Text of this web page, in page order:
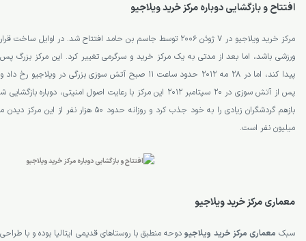
افتتاح و بازگشایی دوباره مرکز خرید ویلاجیو
مرکز خرید ویلاجیو در 7 ژوئن 2006 توسط جاسم بن حامد افتتاح شد. در
ورزشی باشد، اما بعد از مدتی به یک مرکز خرید و سرگرمی تغییر کرد. این مرکز بزرگ
پیدا کند، اما در 28 مه 2012 حدود ساعت 11 صبح آتش سوزی
پس از آتش سوزی در 20 سپتامبر 2012 این مرکز با رعایت اصول امنیتی،
میلیون نفر است.
معماری مرکز خرید ویلاجیو
سبک معماری مرکز خرید ویلاجیودوحه منطبق با روستاهای قدیمی ایتالیا بوده و با